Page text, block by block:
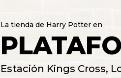
La tienda de Harry Potter en
Estación Kings Cross,